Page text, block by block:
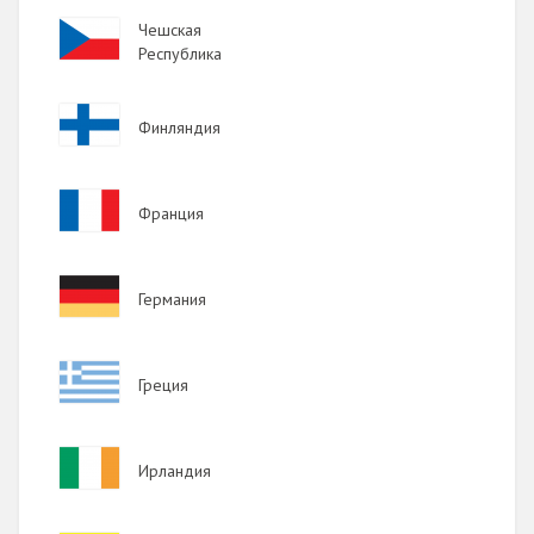
Image
Чешская
Республика
Image
Финляндия
Франция
Image
Германия
Image
Греция
Ирландия